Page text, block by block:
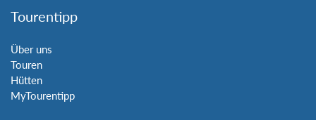
Tourentipp
Über uns
Touren
Hütten
MyTourentipp